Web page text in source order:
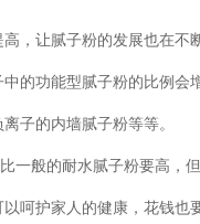
，让腻子粉的发展也在不
的功能型腻子粉的比例会
子的内墙腻子粉等等。
般的耐水腻子粉要高，
呵护家人的健康，花钱也